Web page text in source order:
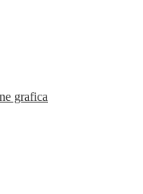
grafica